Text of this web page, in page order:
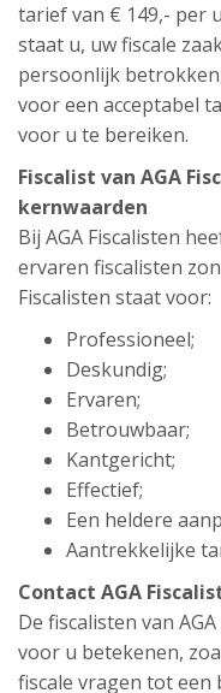
tarief van € 149,- per
staat u, uw fiscale
persoonlijk
voor een acceptabel
voor u te bereiken.
Fiscalist van AGA
kernwaarden
Bij AGA Fiscalisten
ervaren fiscalisten
Fiscalisten staat voor:
Professioneel;
Deskundig;
Ervaren;
Betrouwbaar;
Kantgericht;
Effectief;
Een heldere
Aantrekkelijke
Contact AGA
De fiscalisten van
voor u betekenen,
fiscale vragen tot een